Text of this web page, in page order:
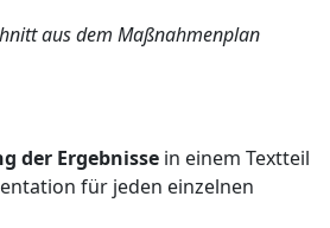
aus dem Maßnahmenplan
der Ergebnisse in einem Textteil
für jeden einzelnen